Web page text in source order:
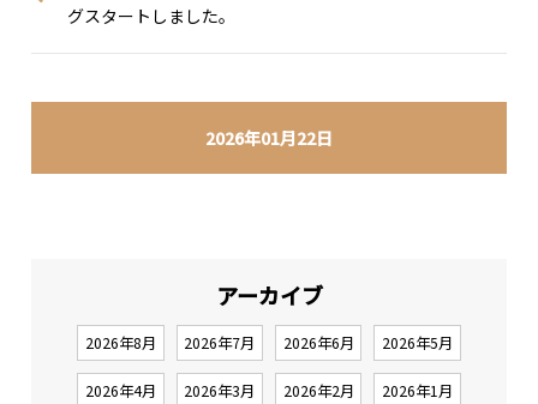
2026年01月22日
グスタートしました。
アーカイブ
2026年8月 2026年7月 2026年6月 2026年5月
2026年4月 2026年3月 2026年2月 2026年1月